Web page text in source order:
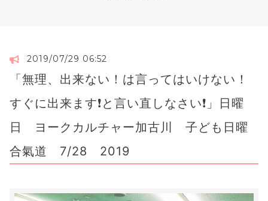
2019/07/29 06:52
「無理、出来ない！は言ってはいけない！
すぐに出来ます❗と言い直しなさい❗」日曜
日 ヨークカルチャー加古川 子ども日曜
合氣道 7/28 2019